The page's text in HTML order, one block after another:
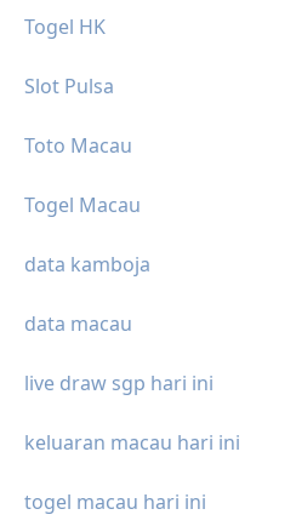
Togel HK
Slot Pulsa
Toto Macau
Togel Macau
data kamboja
data macau
live draw sgp hari ini
keluaran macau hari ini
togel macau hari ini